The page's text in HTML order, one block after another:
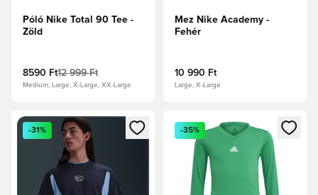
Póló Nike Total 90 Tee -
Zöld
8590 Ft12 999 Ft
Medium, Large, X-Large, XX-Large
Mez Nike Academy -
Fehér
10 990 Ft
Large, X-Large
Megnyit egy modált a bejelentkezéshez vagy a tagként való
-31%
Megnyit egy modált a
-35%